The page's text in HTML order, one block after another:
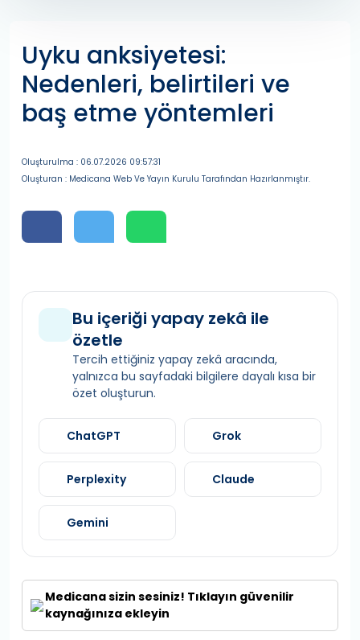
Uyku anksiyetesi:
Nedenleri, belirtileri ve
baş etme yöntemleri
Oluşturulma : 06.07.2026 09:57:31
Oluşturan : Medicana Web Ve Yayın Kurulu Tarafından Hazırlanmıştır.
Bu içeriği yapay zekâ ile
özetle
Tercih ettiğiniz yapay zekâ aracında,
yalnızca bu sayfadaki bilgilere dayalı kısa bir
özet oluşturun.
ChatGPT Grok
Perplexity Claude
Gemini
Medicana sizin sesiniz! Tıklayın güvenilir
kaynağınıza ekleyin